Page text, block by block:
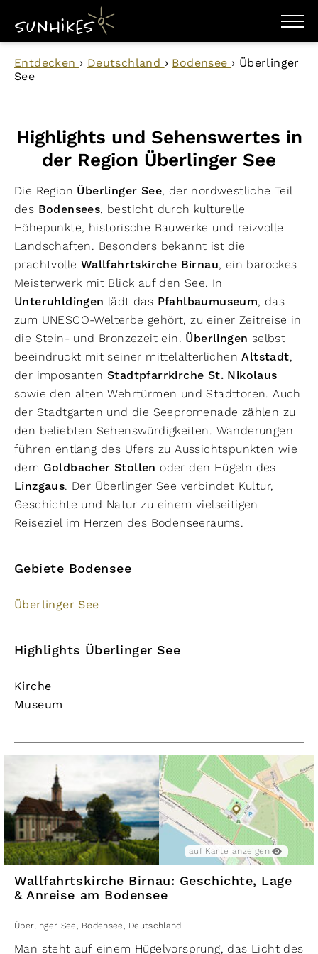
WANDERZIELE
WANDERUNGEN
ENTDECKEN
Entdecken › Deutschland › Bodensee › Überlinger
See
Highlights und Sehenswertes in
der Region Überlinger See
Die Region Überlinger See, der nordwestliche Teil
des Bodensees, besticht durch kulturelle
Höhepunkte, historische Bauwerke und reizvolle
Landschaften. Besonders bekannt ist die
prachtvolle Wallfahrtskirche Birnau, ein barockes
Meisterwerk mit Blick auf den See. In
Unteruhldingen lädt das Pfahlbaumuseum, das
zum UNESCO-Welterbe gehört, zu einer Zeitreise in
die Stein- und Bronzezeit ein. Überlingen selbst
beeindruckt mit seiner mittelalterlichenAltstadt,
der imposanten Stadtpfarrkirche St. Nikolaus
sowie den alten Wehrtürmen und Stadttoren. Auch
der Stadtgarten und die Seepromenade zählen zu
den beliebten Sehenswürdigkeiten. Wanderungen
führen entlang des Ufers zu Aussichtspunkten wie
dem Goldbacher Stollen oder den Hügeln des
Linzgaus. Der Überlinger See verbindet Kultur,
Geschichte und Natur zu einem vielseitigen
Reiseziel im Herzen des Bodenseeraums.
Gebiete Bodensee
Überlinger See
Highlights Überlinger See
Kirche
Museum
auf Karte anzeigen
Wallfahrtskirche Birnau: Geschichte, Lage
& Anreise am Bodensee
Überlinger See, Bodensee, Deutschland
Man steht auf einem Hügelvorsprung, das Licht des